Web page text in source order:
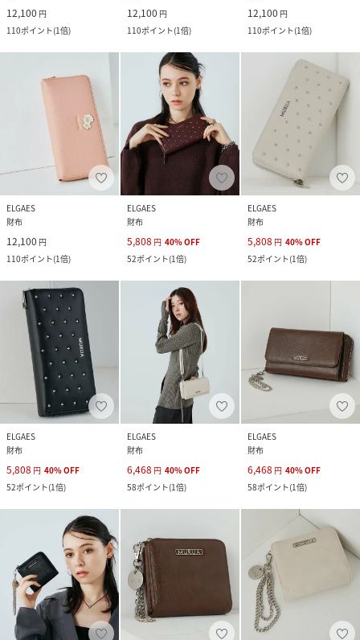
12,100 円
110ポイント(1倍)
12,100 円
110ポイント(1倍)
12,100 円
110ポイント(1倍)
ELGAES
財布
12,100 円
110ポイント(1倍)
ELGAES
財布
5,808 円 40%OFF
52ポイント(1倍)
ELGAES
財布
5,808 円 40%OFF
52ポイント(1倍)
ELGAES
財布
5,808 円 40%OFF
52ポイント(1倍)
ELGAES
財布
6,468 円 40%OFF
58ポイント(1倍)
ELGAES
財布
6,468 円 40%OFF
58ポイント(1倍)